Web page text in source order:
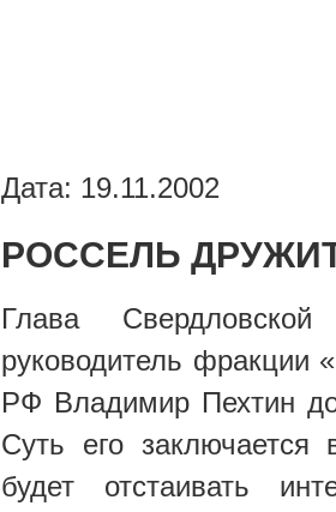
Дата: 19.11.2002
РОССЕЛЬ
Глава
руководитель фракции
РФ Владимир Пехтин
Суть его
будет отстаивать